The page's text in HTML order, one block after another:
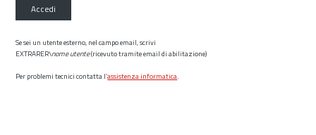
Accedi
Se sei un utente esterno, nel campo email, scrivi
EXTRARER\nome utente(ricevuto tramite email di abilitazione)
Per problemi tecnici contatta l’assistenza informatica.